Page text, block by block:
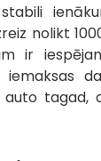
nolikt
ir
tagad,